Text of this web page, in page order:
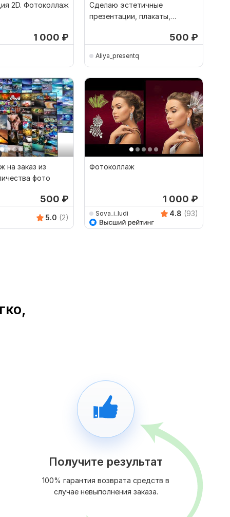
2D. Фотоколлаж
1 000 ₽
Сделаю эстетичные
презентации, плакаты,
500 ₽
Aliya_presentq
на заказ из
фото
500 ₽
5.0 (2)
Фотоколлаж
1 000 ₽
Sova_i_ludi 4.8 (93)
Получите результат
100% гарантия возврата средств в
случае невыполнения заказа.